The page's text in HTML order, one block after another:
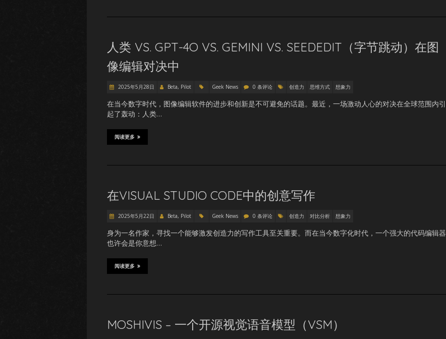
人类 VS. GPT-4O VS. GEMINI VS. SEEDEDIT（字节跳动）在图
像编辑对决中
2025年5月28日 Beta, Pilot Geek News 0 条评论 创造力 思维方式 想象力
在当今数字时代，图像编辑软件的进步和创新是不可避免的话题。最近，一场激动人心的对决在全球范围内引
起了轰动：人类…
阅读更多
在VISUAL STUDIO CODE中的创意写作
2025年5月22日 Beta, Pilot Geek News 0 条评论 创造力 对比分析 想象力
身为一名作家，寻找一个能够激发创造力的写作工具至关重要。而在当今数字化时代，一个强大的代码编辑器
也许会是你意想…
阅读更多
MOSHIVIS – 一个开源视觉语音模型（VSM）